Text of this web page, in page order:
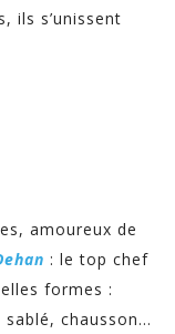
ils s’unissent
amoureux de
: le top chef
formes :
chausson…